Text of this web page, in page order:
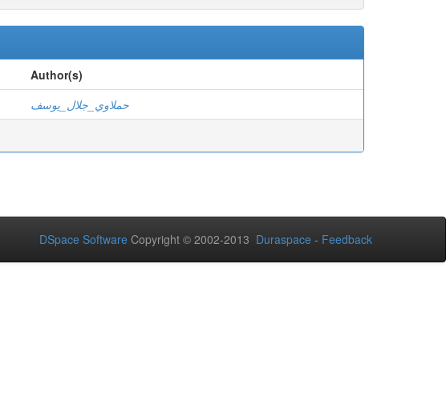
Author(s)
حملاوي_جلال_يوسف
DSpace Software Copyright © 2002-2013 Duraspace - Feedback